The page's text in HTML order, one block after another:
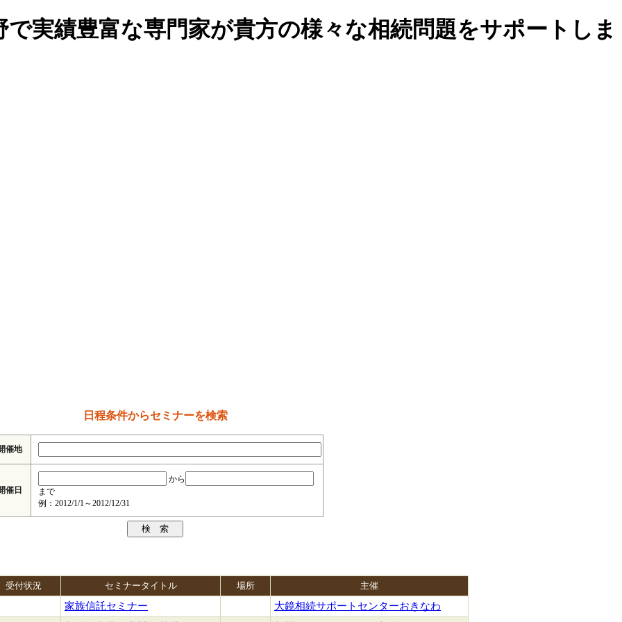
実績豊富な専門家が貴方の様々な相続問題をサポートしま
日程条件からセミナーを検索
催地
催日
から
まで
例：2012/1/1～2012/12/31
受付状況 セミナータイトル 場所 主催
家族信託セミナー
大鏡相続サポートセンターおきなわ